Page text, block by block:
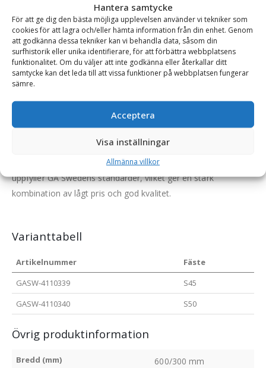
Hantera samtycke
För att ge dig den bästa möjliga upplevelsen använder vi tekniker som
cookies för att lagra och/eller hämta information från din enhet. Genom
att godkänna dessa tekniker kan vi behandla data, såsom din
surfhistorik eller unika identifierare, för att förbättra webbplatsens
funktionalitet. Om du väljer att inte godkänna eller återkallar ditt
samtycke kan det leda till att vissa funktioner på webbplatsen fungerar
sämre.
Acceptera
Visa inställningar
Allmänna villkor
lättare att gräva smala schakt och ger en viss lutning på
schaktets sidor. Perfekt för att gräva ner smala kablar när du
behöver precision eller vill spara på skyddsfylle och därmed
pengar. Skopan är utrustad med slätt skär, vilket ger minskad
risk att skada befintliga kablar.
Skär av 25 mm 500 HBW
Botten och slitskydd av 450 HBW
Övrigt av 355 N/mm2
Kabelskopan tillverkas i Kina på en noggrant utvald fabrik som
uppfyller GA Swedens standarder, vilket ger en stark
kombination av lågt pris och god kvalitet.
Varianttabell
Artikelnummer
Fäste
GASW-4110339
S45
GASW-4110340
S50
Övrig produktinformation
Bredd (mm) 600/300 mm